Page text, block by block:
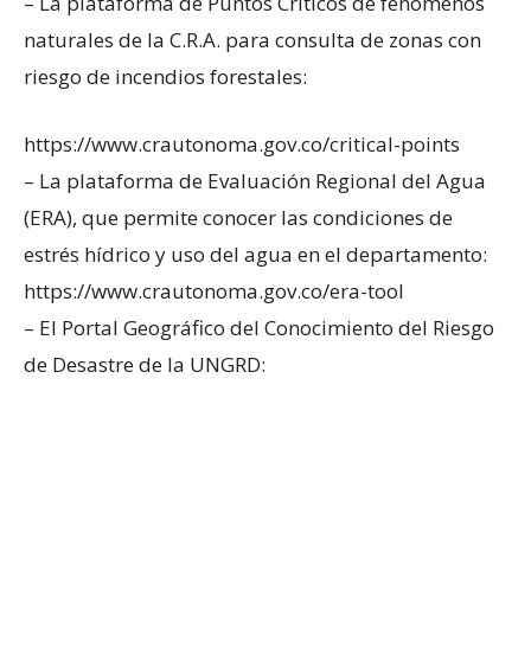
naturales de la C.R.A. para consulta de zonas con
riesgo de incendios forestales:
https://www.crautonoma.gov.co/critical-points
– La plataforma de Evaluación Regional del Agua
(ERA), que permite conocer las condiciones de
estrés hídrico y uso del agua en el departamento:
https://www.crautonoma.gov.co/era-tool
– El Portal Geográfico del Conocimiento del Riesgo
de Desastre de la UNGRD: